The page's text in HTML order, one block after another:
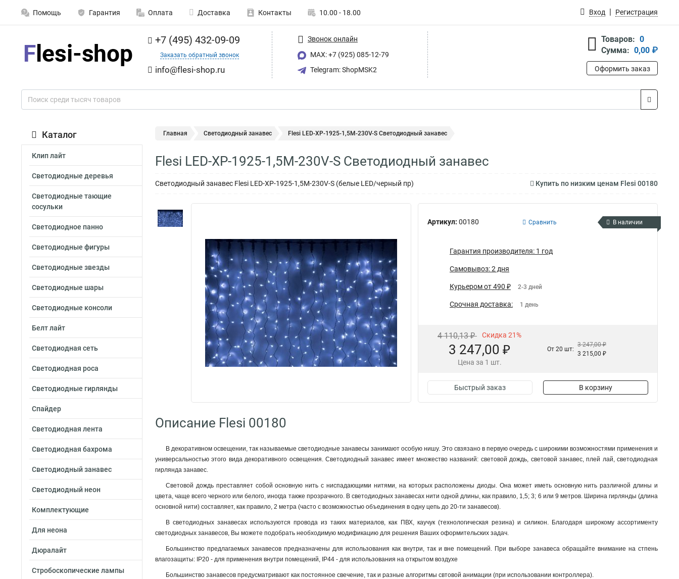
Помощь Гарантия Оплата Доставка Контакты 10.00 - 18.00 Вход Регистрация
+7 (495) 432-09-09
Заказать обратный звонок
info@flesi-shop.ru
Звонок онлайн
MAX: +7 (925) 085-12-79
Telegram: ShopMSK2
Товаров: 0
Сумма: 0,00 ₽
Оформить заказ
Каталог
Клип лайт
Светодиодные деревья
Светодиодные тающие
сосульки
Светодиодное панно
Светодиодные фигуры
Светодиодные звезды
Светодиодные шары
Светодиодные консоли
Белт лайт
Светодиодная сеть
Светодиодная роса
Светодиодные гирлянды
Спайдер
Светодиодная лента
Светодиодная бахрома
Светодиодный занавес
Светодиодный неон
Комплектующие
Для неона
Дюралайт
Стробоскопические лампы
Главная Светодиодный занавес Flesi LED-XP-1925-1,5M-230V-S Светодиодный занавес
Flesi LED-XP-1925-1,5M-230V-S Светодиодный занавес
Светодиодный занавес Flesi LED-XP-1925-1,5M-230V-S (белые LED/черный пр) Купить по низким ценам Flesi 00180
Артикул: 00180 Сравнить В наличии
Гарантия производителя: 1 год
Самовывоз: 2 дня
Курьером от 490 ₽ 2-3 дней
Срочная доставка: 1 день
4 110,13 ₽ Скидка 21%
3 247,00 ₽
Цена за 1 шт.
От 20 шт:
3 247,00 ₽
3 215,00 ₽
Быстрый заказ В корзину
Описание Flesi 00180
В декоративном освещении, так называемые светодиодные занавесы занимают особую нишу. Это свзязано в первую очередь с широкими возможностями применения и
универсальностью этого вида декоративного освещения. Светодиодный занавес имеет множество названий: световой дождь, световой занавес, плей лай, светодиодная
гирлянда занавес.
Световой дождь преставляет собой основную нить с ниспадающими нитями, на которых расположены диоды. Она может иметь основную нить различной длины и
цвета, чаще всего черного или белого, иногда также прозрачного. В светодиодных занавесах нити одной длины, как правило, 1,5; 3; 6 или 9 метров. Ширина гирлянды (длина
основной нити) составляет, как правило, 2 метра (часто с возможностью объединения в одну цепь до 20-ти занавесов).
В светодиодных занавесах используются провода из таких материалов, как ПВХ, каучук (технологическая резина) и силикон. Благодаря широкому ассортименту
светодиодных занавесов, Вы можете подобрать необходимую модификацию для решения Ваших оформительских задач.
Большинство предлагаемых занавесов предназначены для использования как внутри, так и вне помещений. При выборе занавеса обращайте внимание на стпень
влагозащиты: IP20 - для применения внутри помещений, IP44 - для использования на открытом воздухе
Большинство занавесов предусматривают как постоянное свечение, так и разные алгоритмы свтовой анимации (при использовании контроллера).